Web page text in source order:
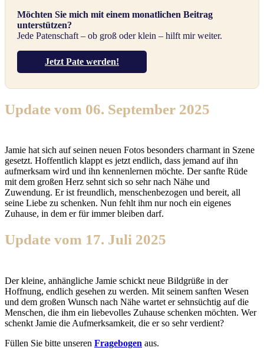
Möchten Sie mich mit einem monatlichen Beitrag
unterstützen?
Jede Patenschaft – ob groß oder klein – hilft mir weiter.
Jetzt Pate werden!
Update vom 06. September 2025
Jamie hat sich auf seinen neuen Fotos besonders charmant in Szene
gesetzt. Hoffentlich klappt es jetzt endlich, dass jemand auf ihn
aufmerksam wird und ihn kennenlernen möchte. Der sanfte Rüde
mit dem großen Herz sehnt sich so sehr nach Nähe und
Zuwendung. Er ist freundlich, menschenbezogen und bereit, all
seine Liebe zu schenken. Nun fehlt ihm nur noch ein eigenes
Zuhause, in dem er für immer bleiben darf.
Update vom 17. Juli 2025
Der kleine, anhängliche Jamie schickt neue Bildgrüße in der
Hoffnung, endlich gesehen zu werden. Mit seinem sanften Wesen
und dem großen Wunsch nach Nähe wartet er sehnsüchtig auf die
Menschen, die ihm ein liebevolles Zuhause schenken möchten. Wer
schenkt Jamie die Aufmerksamkeit, die er so sehr verdient?
Füllen Sie bitte unseren Fragebogen aus.